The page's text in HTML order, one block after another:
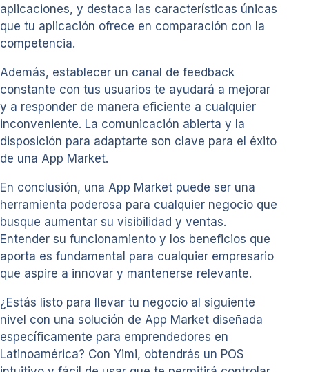
aplicaciones, y destaca las características únicas
que tu aplicación ofrece en comparación con la
competencia.
Además, establecer un canal de feedback
constante con tus usuarios te ayudará a mejorar
y a responder de manera eficiente a cualquier
inconveniente. La comunicación abierta y la
disposición para adaptarte son clave para el éxito
de una App Market.
En conclusión, una App Market puede ser una
herramienta poderosa para cualquier negocio que
busque aumentar su visibilidad y ventas.
Entender su funcionamiento y los beneficios que
aporta es fundamental para cualquier empresario
que aspire a innovar y mantenerse relevante.
¿Estás listo para llevar tu negocio al siguiente
nivel con una solución de App Market diseñada
específicamente para emprendedores en
Latinoamérica? Con Yimi, obtendrás un POS